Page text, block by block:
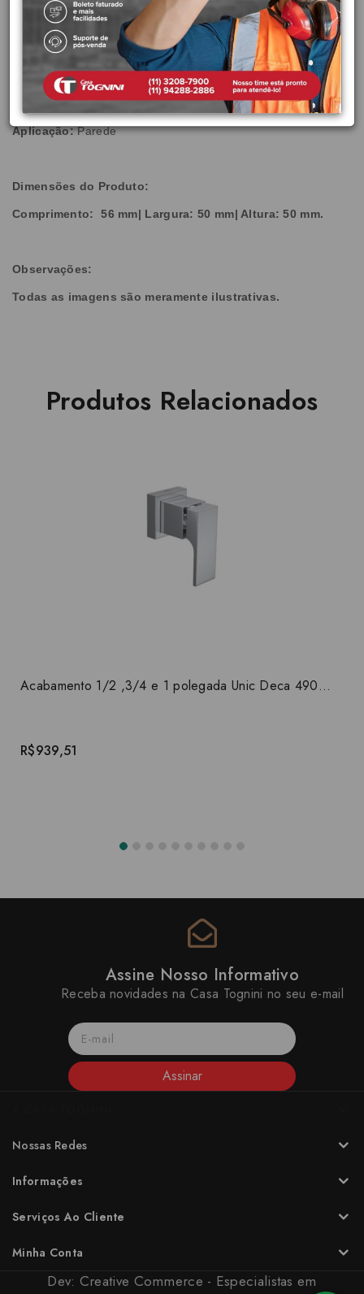
cores, modelos, tamanhos, tipo de acionamento e formas de
instalação. Em meio a diversas possibilidades, não tenha
dúvida: uma é perfeita para você.
Especificações do Produto:
Aplicação:Parede
Dimensões do Produto:
Comprimento: 56 mm| Largura: 50 mm| Altura: 50 mm.
Observações:
Todas as imagens são meramente ilustrativas.
Produtos Relacionados
Acabamento 1/2 ,3/4 e 1 polegada Unic Deca 4900.C90.PQ
R$939,51
Assine Nosso Informativo
Receba novidades na Casa Tognini no seu e-mail
Assinar
Nossas Redes
Informações
Serviços Ao Cliente
Minha Conta
Dev: Creative Commerce - Especialistas em